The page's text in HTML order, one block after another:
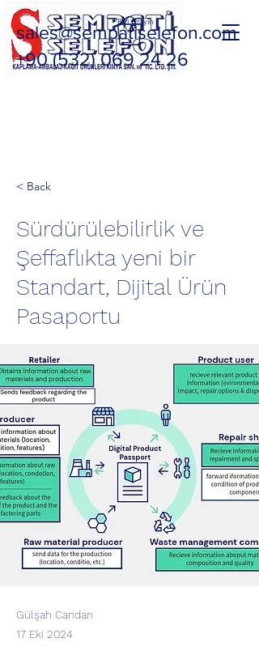
Bizi Arayın
sales@sempatiselefon.com
+90 (532) 069 24 26
< Back
Sürdürülebilirlik ve
Şeffaflıkta yeni bir
Standart, Dijital Ürün
Pasaportu
Gülşah Candan
17 Eki 2024